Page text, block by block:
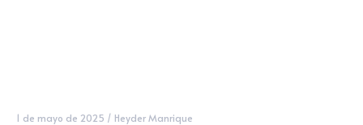
1 de mayo de 2025 / Heyder Manrique